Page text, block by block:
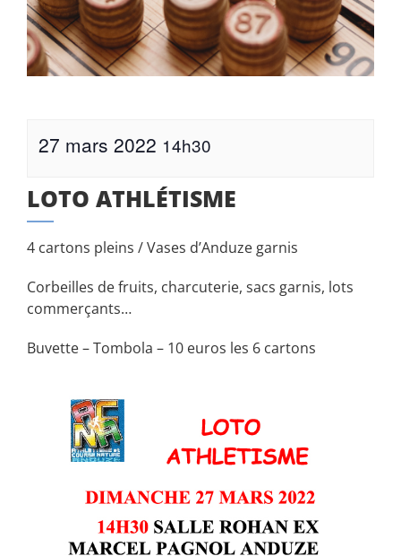
27 mars 2022 14h30
LOTO ATHLÉTISME
4 cartons pleins / Vases d’Anduze garnis
Corbeilles de fruits, charcuterie, sacs garnis, lots
commerçants…
Buvette – Tombola – 10 euros les 6 cartons